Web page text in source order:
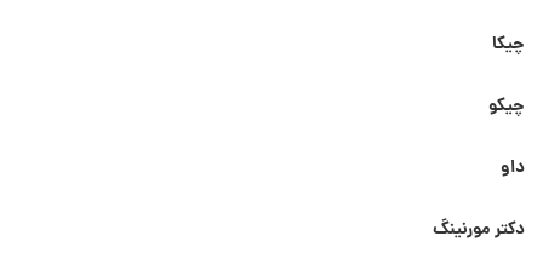
چیکا
چیکو
داو
دکتر مورنینگ